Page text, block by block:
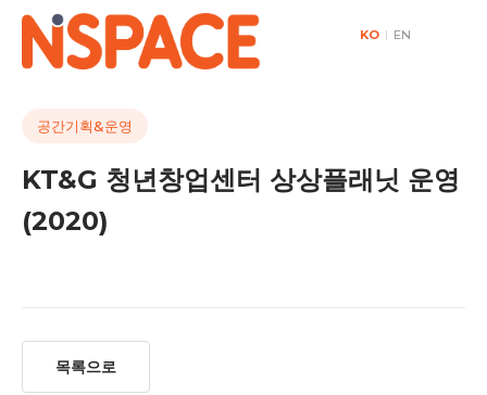
KO | EN
공간기획&운영
KT&G 청년창업센터 상상플래닛 운영
(2020)
목록으로